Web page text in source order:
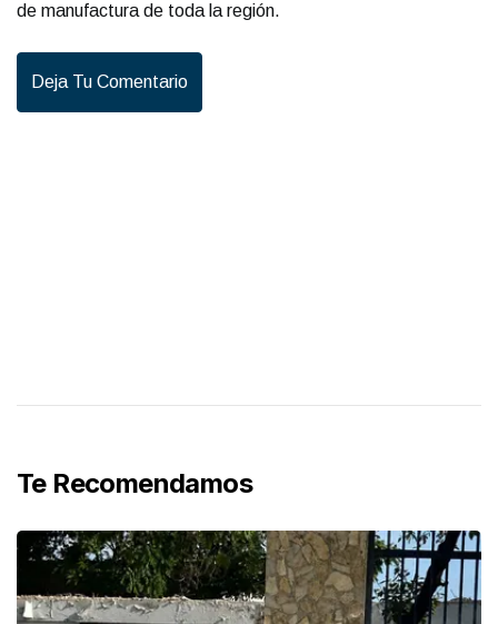
de manufactura de toda la región.
Deja Tu Comentario
Te Recomendamos